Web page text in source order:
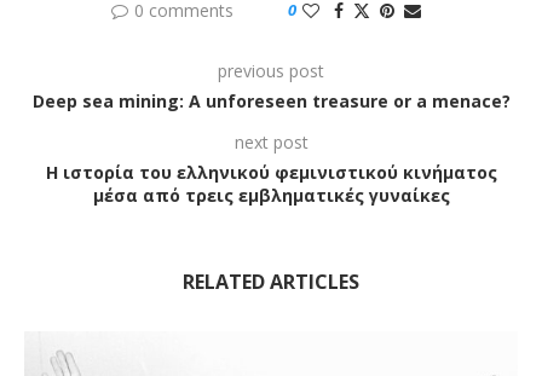
0 comments 0
previous post
Deep sea mining: A unforeseen treasure or a menace?
next post
Η ιστορία του ελληνικού φεμινιστικού κινήματος
μέσα από τρεις εμβληματικές γυναίκες
RELATED ARTICLES